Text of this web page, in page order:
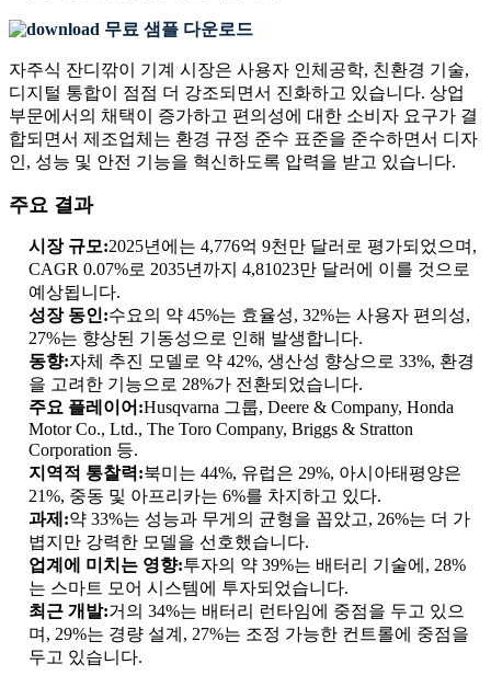
무료 샘플 다운로드
자주식 잔디깎이 기계 시장은 사용자 인체공학, 친환경 기술,
디지털 통합이 점점 더 강조되면서 진화하고 있습니다. 상업
부문에서의 채택이 증가하고 편의성에 대한 소비자 요구가 결
합되면서 제조업체는 환경 규정 준수 표준을 준수하면서 디자
인, 성능 및 안전 기능을 혁신하도록 압력을 받고 있습니다.
주요 결과
시장 규모:2025년에는 4,776억 9천만 달러로 평가되었으며,
CAGR 0.07%로 2035년까지 4,81023만 달러에 이를 것으로
예상됩니다.
성장 동인:수요의 약 45%는 효율성, 32%는 사용자 편의성,
27%는 향상된 기동성으로 인해 발생합니다.
동향:자체 추진 모델로 약 42%, 생산성 향상으로 33%, 환경
을 고려한 기능으로 28%가 전환되었습니다.
주요 플레이어:Husqvarna 그룹, Deere & Company, Honda
Motor Co., Ltd., The Toro Company, Briggs & Stratton
Corporation 등.
지역적 통찰력:북미는 44%, 유럽은 29%, 아시아태평양은
21%, 중동 및 아프리카는 6%를 차지하고 있다.
과제:약 33%는 성능과 무게의 균형을 꼽았고, 26%는 더 가
볍지만 강력한 모델을 선호했습니다.
업계에 미치는 영향:투자의 약 39%는 배터리 기술에, 28%
는 스마트 모어 시스템에 투자되었습니다.
최근 개발:거의 34%는 배터리 런타임에 중점을 두고 있으
며, 29%는 경량 설계, 27%는 조정 가능한 컨트롤에 중점을
두고 있습니다.